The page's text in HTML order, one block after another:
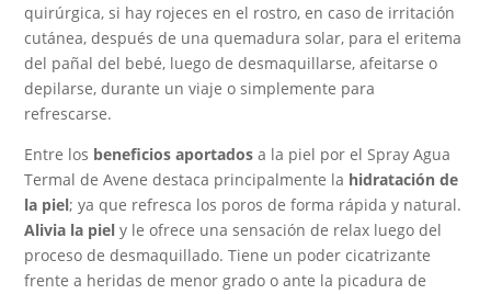
quirúrgica, si hay rojeces en el rostro, en caso de irritación
cutánea, después de una quemadura solar, para el eritema
del pañal del bebé, luego de desmaquillarse, afeitarse o
depilarse, durante un viaje o simplemente para
refrescarse.
Entre los beneficios aportados a la piel por el Spray Agua
Termal de Avene destaca principalmente la hidratación de
la piel; ya que refresca los poros de forma rápida y natural.
Alivia la piel y le ofrece una sensación de relax luego del
proceso de desmaquillado. Tiene un poder cicatrizante
frente a heridas de menor grado o ante la picadura de